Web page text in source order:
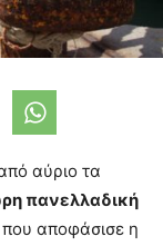
αύριο τα
πανελλαδική
που αποφάσισε η